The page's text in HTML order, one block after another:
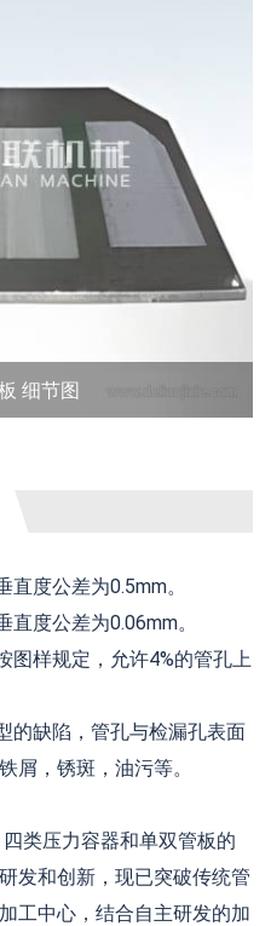
细节图
度公差为0.5mm。
度公差为0.06mm。
图样规定，允许4%的管孔上
的缺陷，管孔与检漏孔表面
屑，锈斑，油污等。
类压力容器和单双管板的
发和创新，现已突破传统管
工中心，结合自主研发的加